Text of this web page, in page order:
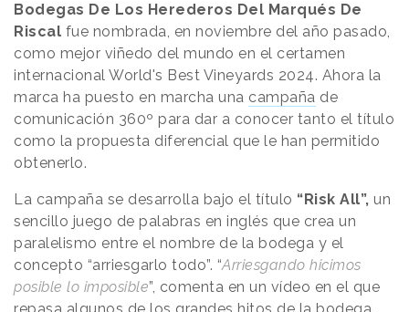
Bodegas De Los Herederos Del Marqués De
Riscal fue nombrada, en noviembre del año pasado,
como mejor viñedo del mundo en el certamen
internacional World's Best Vineyards 2024. Ahora la
marca ha puesto en marcha una campaña de
comunicación 360º para dar a conocer tanto el título
como la propuesta diferencial que le han permitido
obtenerlo.
La campaña se desarrolla bajo el título “Risk All”, un
sencillo juego de palabras en inglés que crea un
paralelismo entre el nombre de la bodega y el
concepto “arriesgarlo todo”. “Arriesgando hicimos
posible lo imposible”, comenta en un vídeo en el que